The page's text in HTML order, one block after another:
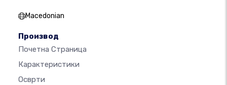
Macedonian
Производ
Почетна Страница
Карактеристики
Осврти